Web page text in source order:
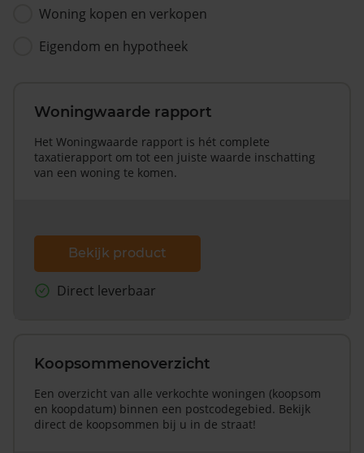
Woning kopen en verkopen
Eigendom en hypotheek
Woningwaarde rapport
Het Woningwaarde rapport is hét complete
taxatierapport om tot een juiste waarde inschatting
van een woning te komen.
Bekijk product
Direct leverbaar
Koopsommenoverzicht
Een overzicht van alle verkochte woningen (koopsom
en koopdatum) binnen een postcodegebied. Bekijk
direct de koopsommen bij u in de straat!